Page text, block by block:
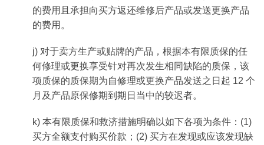
的费用且承担向买方返还维修后产品或发送更换产品
的费用。
j) 对于卖方生产或贴牌的产品，根据本有限质保的任
何修理或更换享受针对再次发生相同缺陷的质保，该
项质保的质保期为自修理或更换产品发送之日起 12 个
月及产品原保修期到期日当中的较迟者。
k) 本有限质保和救济措施明确以如下各项为条件：(1)
买方全额支付购买价款；(2) 买方在发现或应该发现缺